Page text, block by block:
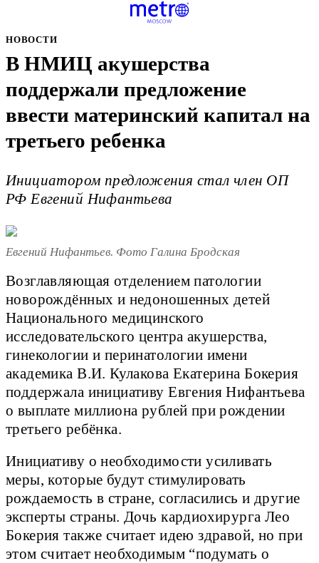
НОВОСТИ
В НМИЦ акушерства
поддержали предложение
ввести материнский капитал на
третьего ребенка
Инициатором предложения стал член ОП
РФ Евгений Нифантьева
Евгений Нифантьев. Фото Галина Бродская
Возглавляющая отделением патологии
новорождённых и недоношенных детей
Национального медицинского
исследовательского центра акушерства,
гинекологии и перинатологии имени
академика В.И. Кулакова Екатерина Бокерия
поддержала инициативу Евгения Нифантьева
о выплате миллиона рублей при рождении
третьего ребёнка.
Инициативу о необходимости усиливать
меры, которые будут стимулировать
рождаемость в стране, согласились и другие
эксперты страны. Дочь кардиохирурга Лео
Бокерия также считает идею здравой, но при
этом считает необходимым “подумать о